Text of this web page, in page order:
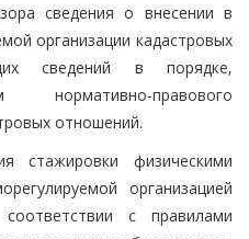
сведения о внесении в
организации кадастровых
сведений в порядке,
нормативно-правового
отношений.
стажировки физическими
организацией
с правилами